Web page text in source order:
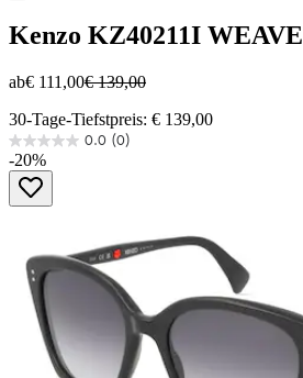
Kenzo KZ40211I WEAVE
ab€ 111,00€ 139,00
30-Tage-Tiefstpreis: € 139,00
0.0 (0)
0.0
von
Sternen.
-20%